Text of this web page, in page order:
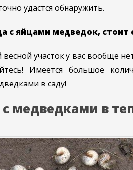
удастся обнаружить.
с яйцами медведок, стоит
участок у вас вообще
Имеется большое
в саду!
медведками в